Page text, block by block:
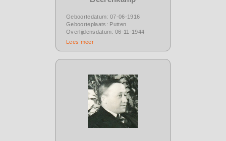
Geboortedatum: 07-06-1916
Geboorteplaats: Putten
Overlijdensdatum: 06-11-1944
Lees meer